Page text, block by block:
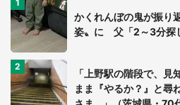
かくれんぼの鬼が振り
姿〟に 父「2～3分探
「上野駅の階段で、
まま『やるか？』と尋